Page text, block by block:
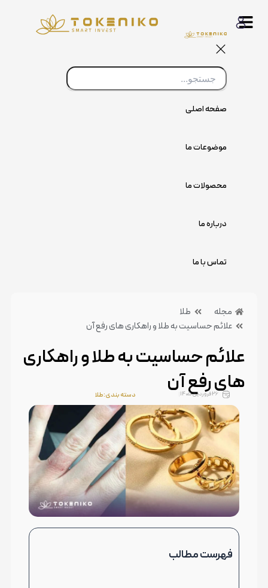
صفحه اصلی
موضوعات ما
محصولات ما
درباره ما
تماس با ما
مجله
طلا
علائم حساسیت به طلا و راهکاری های رفع آن
علائم حساسیت به طلا و راهکاری
های رفع آن
26 فروردین 1405
بدون دیدگاه
دسته بندی:طلا
فهرست مطالب